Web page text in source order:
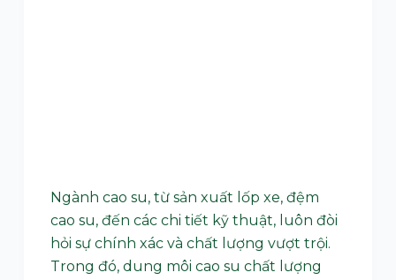
Ngành cao su, từ sản xuất lốp xe, đệm
cao su, đến các chi tiết kỹ thuật, luôn đòi
hỏi sự chính xác và chất lượng vượt trội.
Trong đó, dung môi cao su chất lượng